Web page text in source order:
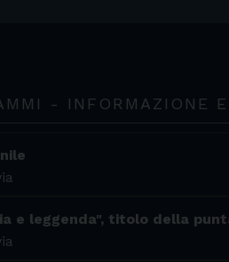
- INFORMAZIONE
e leggenda", titolo della